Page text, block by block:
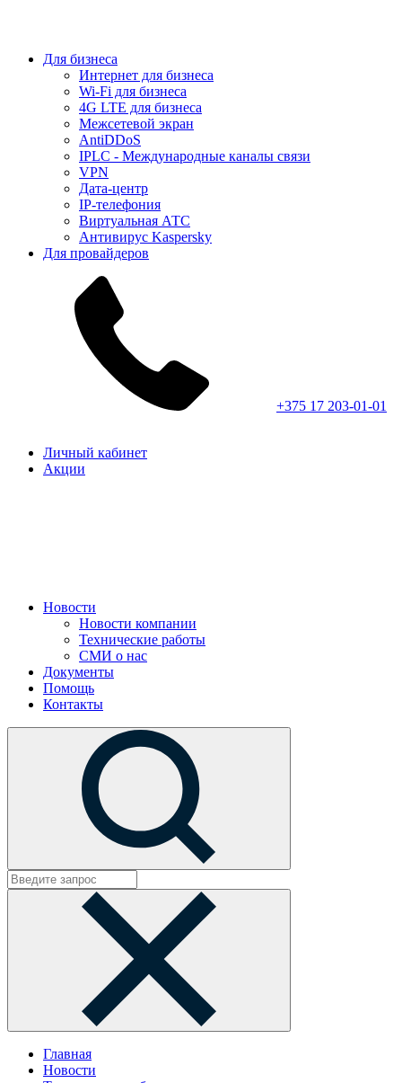
Для бизнеса
Интернет для бизнеса
Wi-Fi для бизнеса
4G LTE для бизнеса
Межсетевой экран
AntiDDoS
IPLC - Международные каналы связи
VPN
Дата-центр
IP-телефония
Виртуальная АТС
Антивирус Kaspersky
Для провайдеров
+375 17 203-01-01
Личный кабинет
Акции
Новости
Новости компании
Технические работы
СМИ о нас
Документы
Помощь
Контакты
Главная
Новости